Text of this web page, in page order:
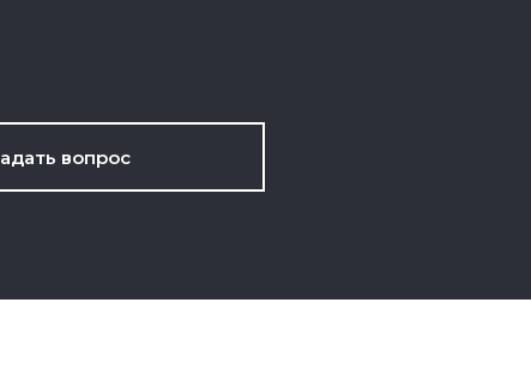
вопрос